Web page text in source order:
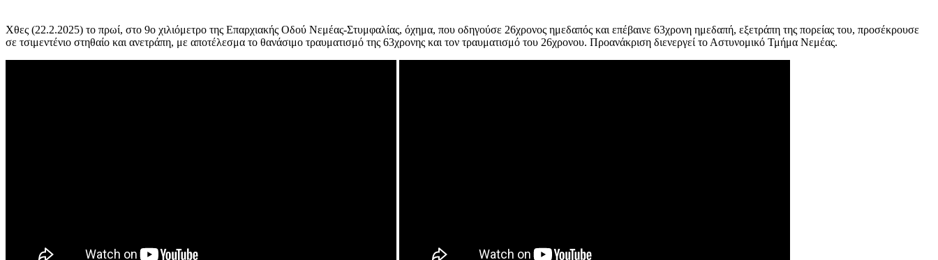
Χθες (22.2.2025) το πρωί, στο 9ο χιλιόμετρο της Επαρχιακής Οδού Νεμέας-Στυμφαλίας, όχημα, που οδηγούσε 26χρονος ημεδαπός και επέβαινε 63χρονη ημεδαπή, εξετράπη της πορείας του, προσέκρουσε
σε τσιμεντένιο στηθαίο και ανετράπη, με αποτέλεσμα το θανάσιμο τραυματισμό της 63χρονης και τον τραυματισμό του 26χρονου. Προανάκριση διενεργεί το Αστυνομικό Τμήμα Νεμέας.